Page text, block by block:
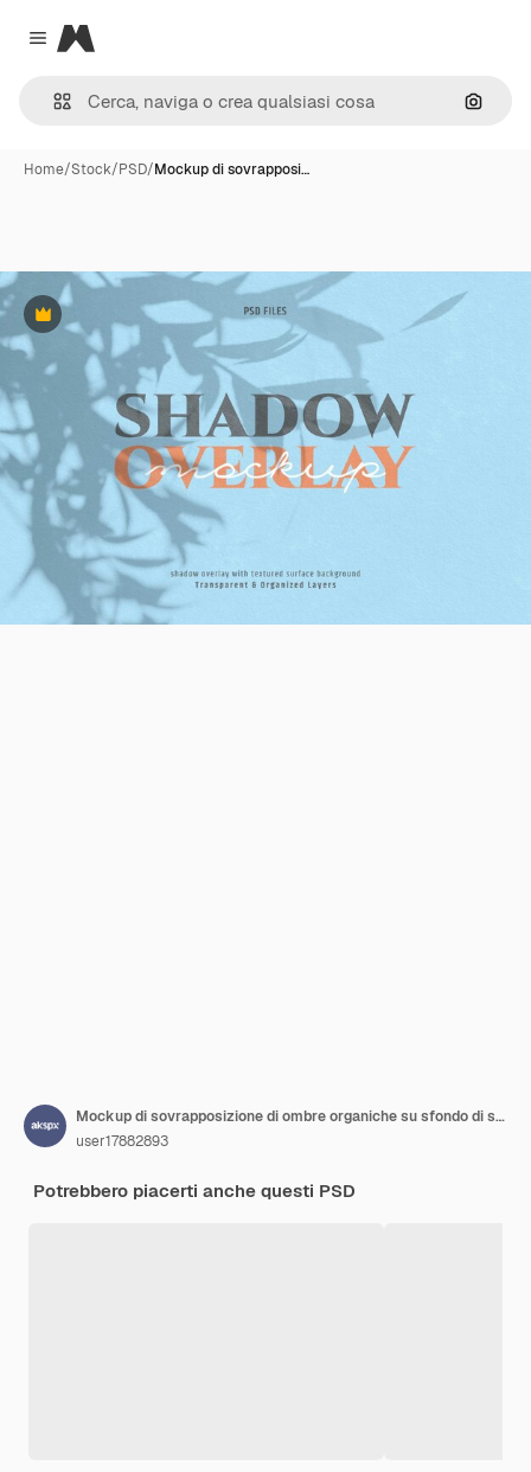
Close menu
Magnific
Cerca
Home/Stock/PSD/Mockup di sovrapposi…
Premium
Mockup di sovrapposizione di ombre organiche su sfondo di superficie strutturata Psd
user17882893
Potrebbero piacerti anche questi PSD